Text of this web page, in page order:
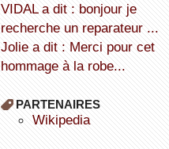
VIDAL a dit : bonjour je
recherche un reparateur ...
Jolie a dit : Merci pour cet
hommage à la robe...
PARTENAIRES
wikipedia